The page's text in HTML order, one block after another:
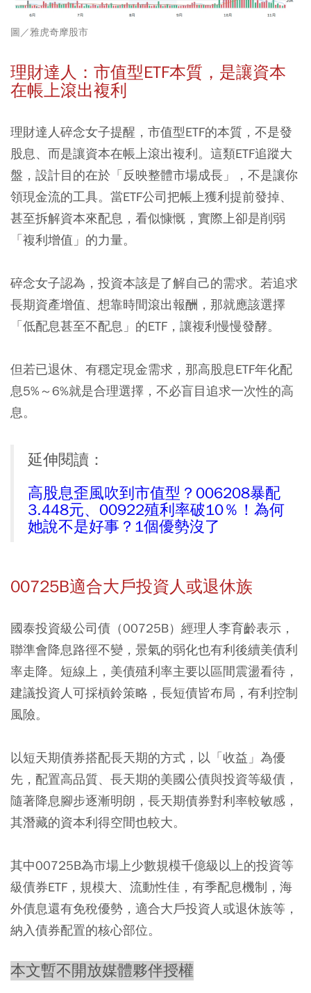
圖／雅虎奇摩股市
理財達人：市值型ETF本質，是讓資本
在帳上滾出複利
理財達人碎念女子提醒，市值型ETF的本質，不是發
股息、而是讓資本在帳上滾出複利。這類ETF追蹤大
盤，設計目的在於「反映整體市場成長」，不是讓你
領現金流的工具。當ETF公司把帳上獲利提前發掉、
甚至拆解資本來配息，看似慷慨，實際上卻是削弱
「複利增值」的力量。
碎念女子認為，投資本該是了解自己的需求。若追求
長期資產增值、想靠時間滾出報酬，那就應該選擇
「低配息甚至不配息」的ETF，讓複利慢慢發酵。
但若已退休、有穩定現金需求，那高股息ETF年化配
息5%～6%就是合理選擇，不必盲目追求一次性的高
息。
延伸閱讀：
高股息歪風吹到市值型？006208暴配
3.448元、00922殖利率破10％！為何
她說不是好事？1個優勢沒了
00725B適合大戶投資人或退休族
國泰投資級公司債（00725B）經理人李育齡表示，
聯準會降息路徑不變，景氣的弱化也有利後續美債利
率走降。短線上，美債殖利率主要以區間震盪看待，
建議投資人可採槓鈴策略，長短債皆布局，有利控制
風險。
以短天期債券搭配長天期的方式，以「收益」為優
先，配置高品質、長天期的美國公債與投資等級債，
隨著降息腳步逐漸明朗，長天期債券對利率較敏感，
其潛藏的資本利得空間也較大。
其中00725B為市場上少數規模千億級以上的投資等
級債券ETF，規模大、流動性佳，有季配息機制，海
外債息還有免稅優勢，適合大戶投資人或退休族等，
納入債券配置的核心部位。
本文暫不開放媒體夥伴授權